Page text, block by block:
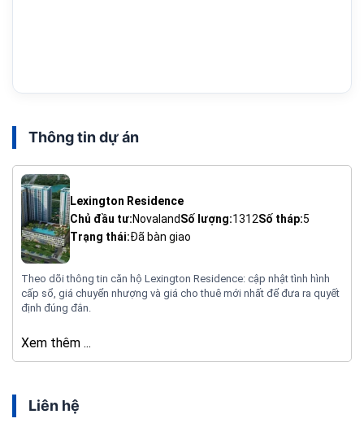
Thông tin dự án
Lexington Residence
Chủ đầu tư:NovalandSố lượng:1312Số tháp:5
Trạng thái:Đã bàn giao
Theo dõi thông tin căn hộ Lexington Residence: cập nhật tình hình
cấp sổ, giá chuyển nhượng và giá cho thuê mới nhất để đưa ra quyết
định đúng đắn.
Xem thêm ...
Liên hệ